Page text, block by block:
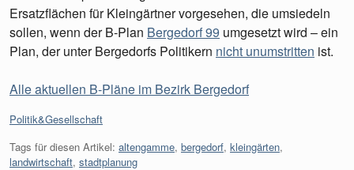
Ersatzflächen für Kleingärtner vorgesehen, die umsiedeln
sollen, wenn der B-Plan Bergedorf 99 umgesetzt wird – ein
Plan, der unter Bergedorfs Politikern nicht unumstritten ist.
Alle aktuellen B-Pläne im Bezirk Bergedorf
Kategorien:
Politik&Gesellschaft
Tags für diesen Artikel: altengamme, bergedorf, kleingärten,
landwirtschaft, stadtplanung